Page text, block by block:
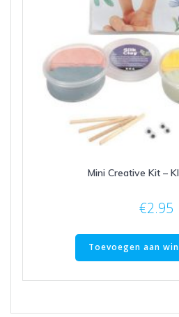
Mini Creative Kit –
€2.95
Toevoegen aan